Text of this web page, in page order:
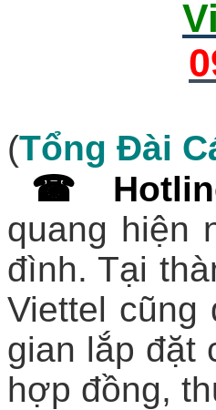
(Tổng Đài
☎
quang hiện
đình. Tại
Viettel
gian lắp đặt
hợp đồng,